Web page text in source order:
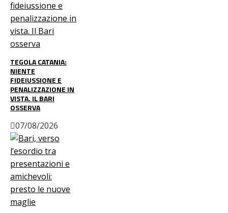
TEGOLA CATANIA:
NIENTE
FIDEIUSSIONE E
PENALIZZAZIONE IN
VISTA. IL BARI
OSSERVA
07/08/2026